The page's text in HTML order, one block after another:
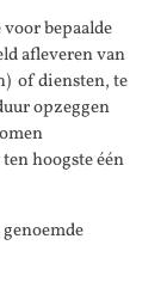
bepaalde
afleveren van
of diensten, te
opzeggen
hoogste één